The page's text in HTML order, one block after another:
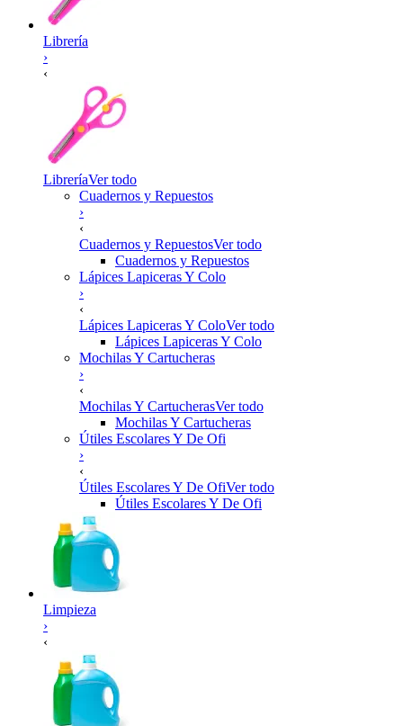
Librería
›
‹
LibreríaVer todo
Cuadernos y Repuestos
›
‹
Cuadernos y RepuestosVer todo
Cuadernos y Repuestos
Lápices Lapiceras Y Colo
›
‹
Lápices Lapiceras Y ColoVer todo
Lápices Lapiceras Y Colo
Mochilas Y Cartucheras
›
‹
Mochilas Y CartucherasVer todo
Mochilas Y Cartucheras
Útiles Escolares Y De Ofi
›
‹
Útiles Escolares Y De OfiVer todo
Útiles Escolares Y De Ofi
Limpieza
›
‹